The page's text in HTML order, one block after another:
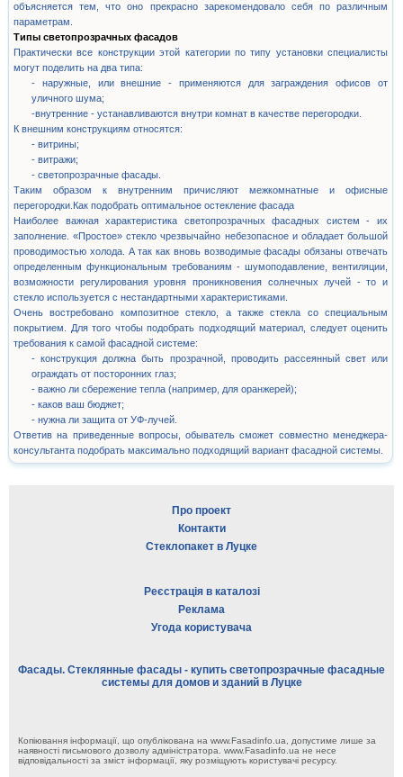
объясняется тем, что оно прекрасно зарекомендовало себя по различным
параметрам.
Типы светопрозрачных фасадов
Практически все конструкции этой категории по типу установки специалисты
могут поделить на два типа:
- наружные, или внешние - применяются для заграждения офисов от
уличного шума;
-внутренние - устанавливаются внутри комнат в качестве перегородки.
К внешним конструкциям относятся:
- витрины;
- витражи;
- светопрозрачные фасады.
Таким образом к внутренним причисляют межкомнатные и офисные
перегородки.Как подобрать оптимальное остекление фасада
Наиболее важная характеристика светопрозрачных фасадных систем - их
заполнение. «Простое» стекло чрезвычайно небезопасное и обладает большой
проводимостью холода. А так как вновь возводимые фасады обязаны отвечать
определенным функциональным требованиям - шумоподавление, вентиляции,
возможности регулирования уровня проникновения солнечных лучей - то и
стекло используется с нестандартными характеристиками.
Очень востребовано композитное стекло, а также стекла со специальным
покрытием. Для того чтобы подобрать подходящий материал, следует оценить
требования к самой фасадной системе:
- конструкция должна быть прозрачной, проводить рассеянный свет или
ограждать от посторонних глаз;
- важно ли сбережение тепла (например, для оранжерей);
- каков ваш бюджет;
- нужна ли защита от УФ-лучей.
Ответив на приведенные вопросы, обыватель сможет совместно менеджера-
консультанта подобрать максимально подходящий вариант фасадной системы.
Про проект
Контакти
Стеклопакет в Луцке
Реєстрація в каталозі
Реклама
Угода користувача
Фасады. Стеклянные фасады - купить светопрозрачные фасадные
системы для домов и зданий в Луцке
Копіювання інформації, що опублікована на www.Fasadinfo.ua, допустиме лише за
наявності письмового дозволу адміністратора. www.Fasadinfo.ua не несе
відповідальності за зміст інформації, яку розміщують користувачі ресурсу.